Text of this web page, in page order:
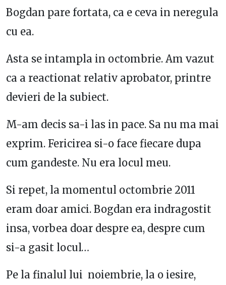
Bogdan pare fortata, ca e ceva in neregula
cu ea.
Asta se intampla in octombrie. Am vazut
ca a reactionat relativ aprobator, printre
devieri de la subiect.
M-am decis sa-i las in pace. Sa nu ma mai
exprim. Fericirea si-o face fiecare dupa
cum gandeste. Nu era locul meu.
Si repet, la momentul octombrie 2011
eram doar amici. Bogdan era indragostit
insa, vorbea doar despre ea, despre cum
si-a gasit locul…
Pe la finalul lui noiembrie, la o iesire,